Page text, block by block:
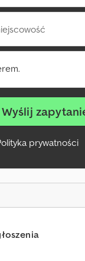
Wyślij
prywatności